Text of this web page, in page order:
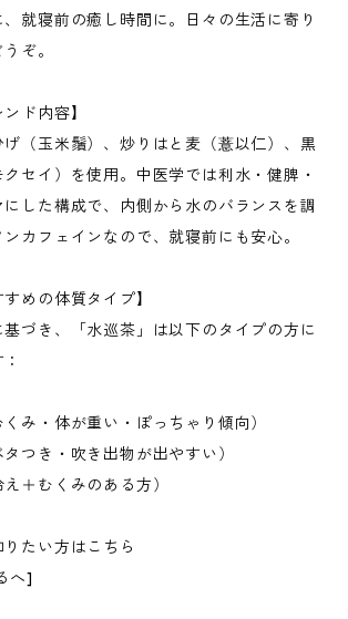
就寝前の癒し時間に。日々の生活に寄り
ぞ。
ド内容】
げ（玉米鬚）、炒りはと麦（薏以仁）、黒
セイ）を使用。中医学では利水・健脾・
した構成で、内側から水のバランスを調
カフェインなので、就寝前にも安心。
めの体質タイプ】
づき、「水巡茶」は以下のタイプの方に
み・体が重い・ぽっちゃり傾向）
つき・吹き出物が出やすい）
＋むくみのある方）
たい方はこちら
へ]